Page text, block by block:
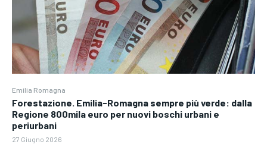
Emilia Romagna
Forestazione. Emilia-Romagna sempre più verde: dalla
Regione 800mila euro per nuovi boschi urbani e
periurbani
27 Giugno 2026